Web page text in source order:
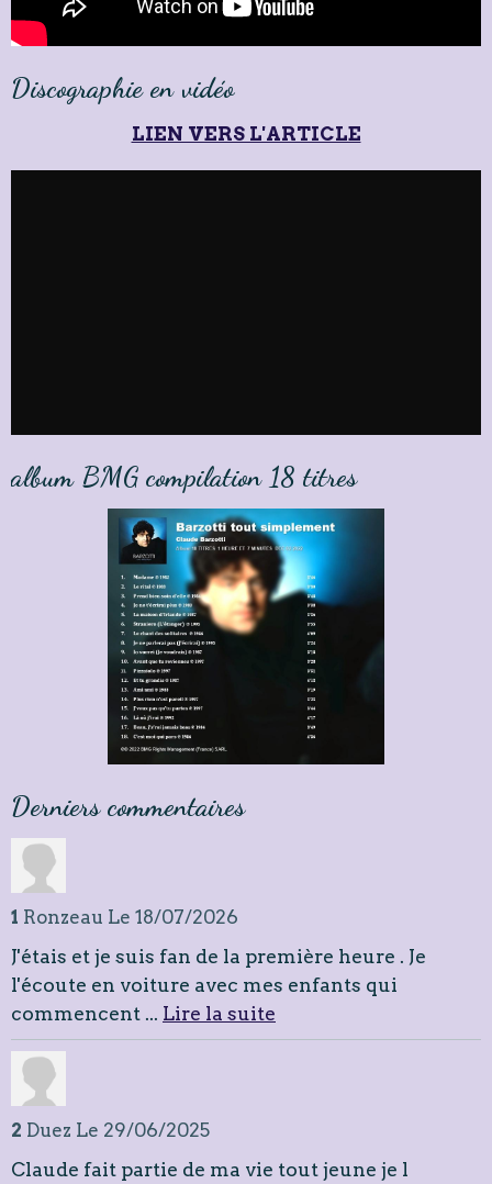
Discographie en vidéo
LIEN VERS L'ARTICLE
album BMG compilation 18 titres
Derniers commentaires
1 Ronzeau Le 18/07/2026
J'étais et je suis fan de la première heure . Je
l'écoute en voiture avec mes enfants qui
commencent ... Lire la suite
2 Duez Le 29/06/2025
Claude fait partie de ma vie tout jeune je l